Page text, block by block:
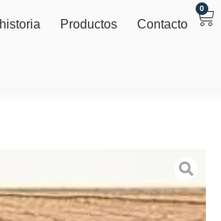
Productos Contacto
0